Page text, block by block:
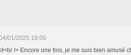
01/2025 18:00
/> Encore une fois, je me suis bien amusé